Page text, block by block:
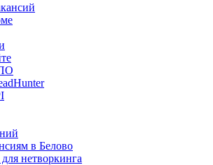
в Белово
нетворкинга